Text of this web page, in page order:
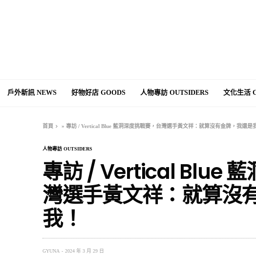
戶外新訊 NEWS 好物好店 GOODS 人物專訪 OUTSIDERS 文化生活
首頁 »專訪 / Vertical Blue 藍洞深度挑戰賽，台灣選手黃文祥：就算沒有金牌，我還是
人物專訪 OUTSIDERS
專訪 / Vertical Blue 藍
灣選手黃文祥：就算沒
我！
GYUNA 2024 年 3 月 29 日